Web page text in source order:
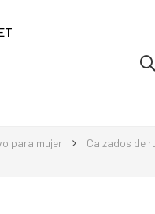
para mujer
Calzados de